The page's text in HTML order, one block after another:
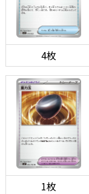
4枚
1枚